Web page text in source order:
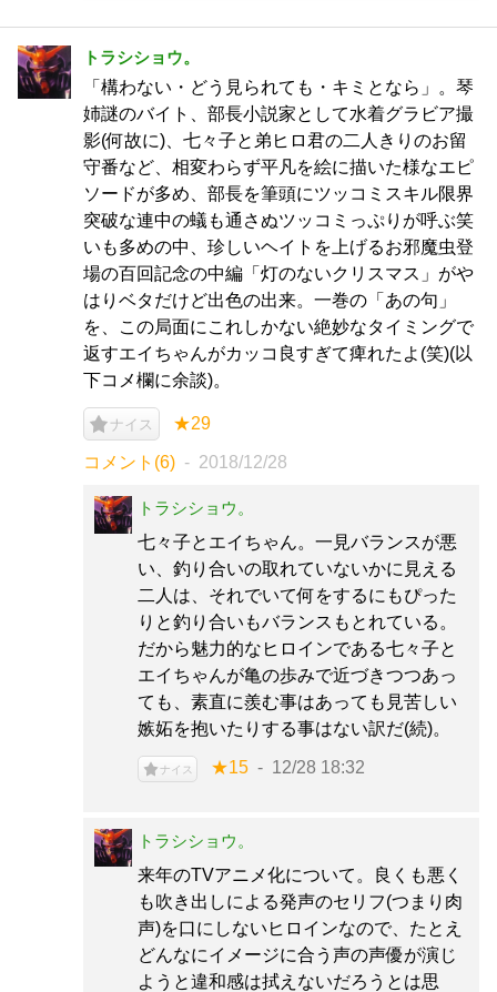
トラシショウ。
「構わない・どう見られても・キミとなら」。琴
姉謎のバイト、部長小説家として水着グラビア撮
影(何故に)、七々子と弟ヒロ君の二人きりのお留
守番など、相変わらず平凡を絵に描いた様なエピ
ソードが多め、部長を筆頭にツッコミスキル限界
突破な連中の蟻も通さぬツッコミっぷりが呼ぶ笑
いも多めの中、珍しいヘイトを上げるお邪魔虫登
場の百回記念の中編「灯のないクリスマス」がや
はりベタだけど出色の出来。一巻の「あの句」
を、この局面にこれしかない絶妙なタイミングで
返すエイちゃんがカッコ良すぎて痺れたよ(笑)(以
下コメ欄に余談)。
ナイス ★29
コメント(6) 2018/12/28
トラシショウ。
七々子とエイちゃん。一見バランスが悪
い、釣り合いの取れていないかに見える
二人は、それでいて何をするにもぴった
りと釣り合いもバランスもとれている。
だから魅力的なヒロインである七々子と
エイちゃんが亀の歩みで近づきつつあっ
ても、素直に羨む事はあっても見苦しい
嫉妬を抱いたりする事はない訳だ(続)。
ナイス ★15 12/28 18:32
トラシショウ。
来年のTVアニメ化について。良くも悪く
も吹き出しによる発声のセリフ(つまり肉
声)を口にしないヒロインなので、たとえ
どんなにイメージに合う声の声優が演じ
ようと違和感は拭えないだろうとは思